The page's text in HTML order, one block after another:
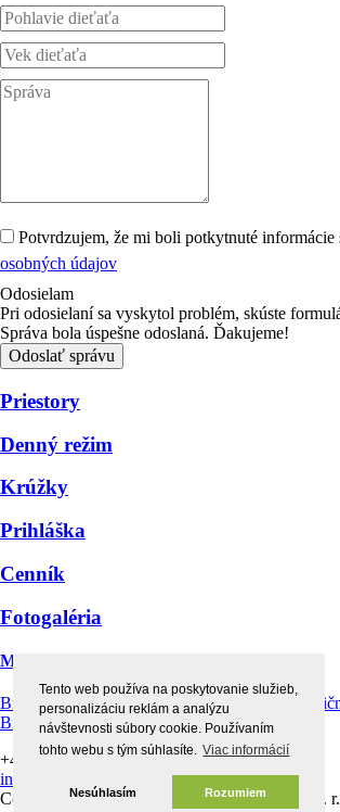
Tento web používa na poskytovanie služieb,
personalizáciu reklám a analýzu
návštevnosti súbory cookie. Používaním
tohto webu s tým súhlasíte. Viac informácií
Nesúhlasím Rozumiem
Potvrdzujem, že mi boli potkytnuté informácie
osobných údajov
Odosielam
Pri odosielaní sa vyskytol problém, skúste
Správa bola úspešne odoslaná. Ďakujeme!
Odoslať správu
Priestory
Denný režim
Krúžky
Prihláška
Cenník
Fotogaléria
Montessori centrum štvorlístok
Bratislava Ružinov - Prievoz, Prevádzka:
Bratislava
+421 903 154 156 |+421 902 832 430
info@detske-centrum.sk
Copyright © 2026 Detské centrum štvorlístok s.